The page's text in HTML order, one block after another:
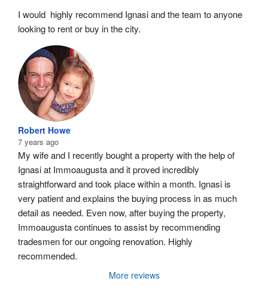
I would  highly recommend Ignasi and the team to anyone
looking to rent or buy in the city.
Robert Howe
7 years ago
My wife and I recently bought a property with the help of
Ignasi at Immoaugusta and it proved incredibly
straightforward and took place within a month. Ignasi is
very patient and explains the buying process in as much
detail as needed. Even now, after buying the property,
Immoaugusta continues to assist by recommending
tradesmen for our ongoing renovation. Highly
recommended.
More reviews